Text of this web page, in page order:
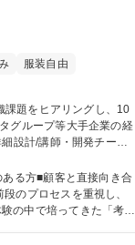
服装自由
グループ等大手企業の経
育と上司との対話等を
る方■顧客と直接向き合
の中で培ってきた「考え